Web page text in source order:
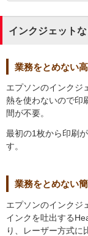
インクジェット
業務をとめない
エプソンのインクジ
熱を使わないので印
間が不要。
最初の1枚から印刷
す。
業務をとめない
エプソンのインクジ
インクを吐出する
り、レーザー方式に